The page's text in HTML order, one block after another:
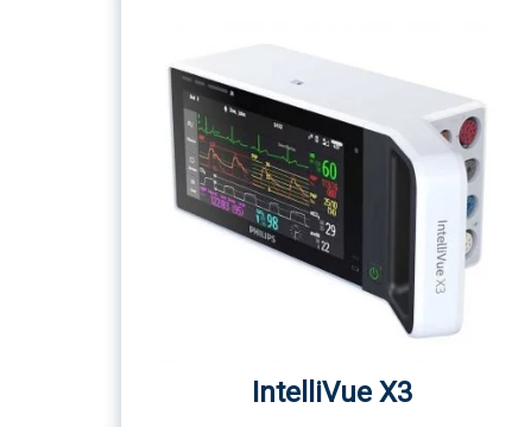
IntelliVue X3